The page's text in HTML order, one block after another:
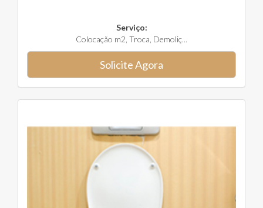
Serviço:
Colocação m2, Troca, Demoliç...
Solicite Agora